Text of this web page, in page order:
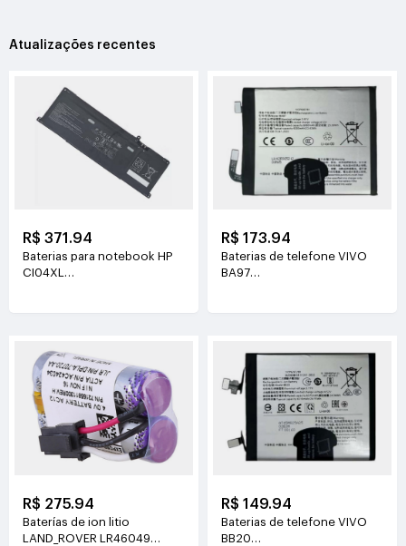
Atualizações recentes
R$ 371.94
Baterias para notebook HP
CI04XL
R$ 173.94
Baterias de telefone VIVO
BA97
R$ 275.94
Baterías de ion litio
LAND_ROVER LR46049
R$ 149.94
Baterias de telefone VIVO
BB20